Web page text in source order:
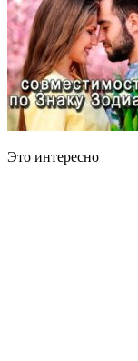
Это интересно